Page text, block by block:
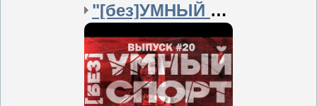
"[без]УМНЫЙ спорт&...